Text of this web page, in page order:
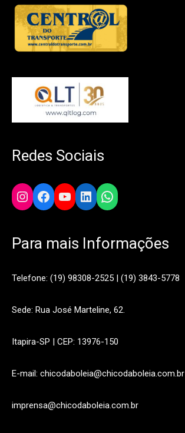
Redes Sociais
Instagram
Facebook
YouTube
LinkedIn
WhatsApp
Para mais Informações
Telefone: (19) 98308-2525 | (19) 3843-5778
Sede: Rua José Marteline, 62.
Itapira-SP | CEP: 13976-150
E-mail: chicodaboleia@chicodaboleia.com.br
imprensa@chicodaboleia.com.br